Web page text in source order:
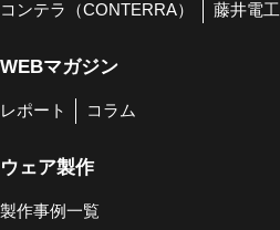
コンテラ（CONTERRA） 藤井電工
WEBマガジン
レポート コラム
ウェア製作
製作事例一覧